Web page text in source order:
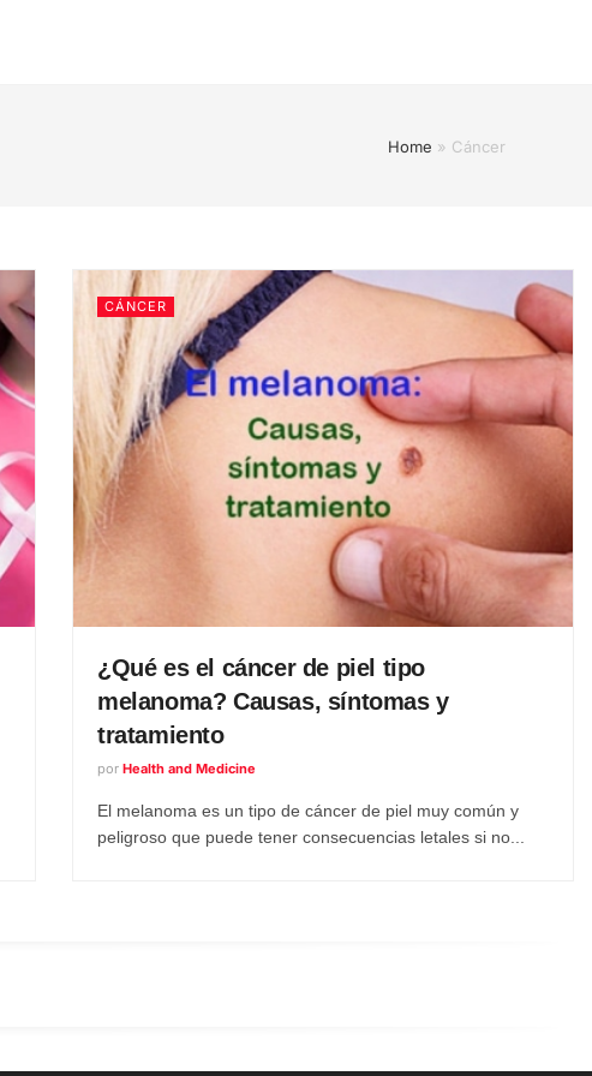
Home » Cáncer
CÁNCER
¿Qué es el cáncer de piel tipo
melanoma? Causas, síntomas y
tratamiento
por Health and Medicine
El melanoma es un tipo de cáncer de piel muy común y
peligroso que puede tener consecuencias letales si no...